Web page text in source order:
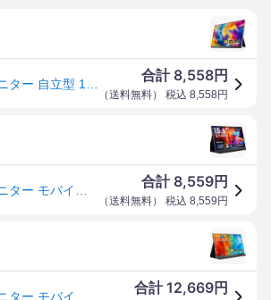
合計 8,558円
（送料無料） 税込 8,558 円
合計 8,559円
（送料無料） 税込 8,559 円
合計12,669円